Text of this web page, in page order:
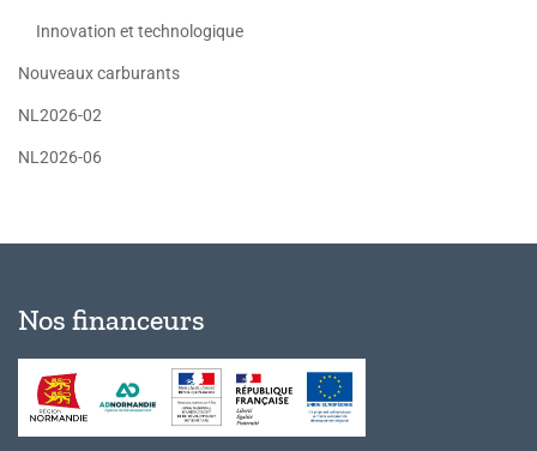
Innovation et technologique
Nouveaux carburants
NL2026-02
NL2026-06
Nos financeurs